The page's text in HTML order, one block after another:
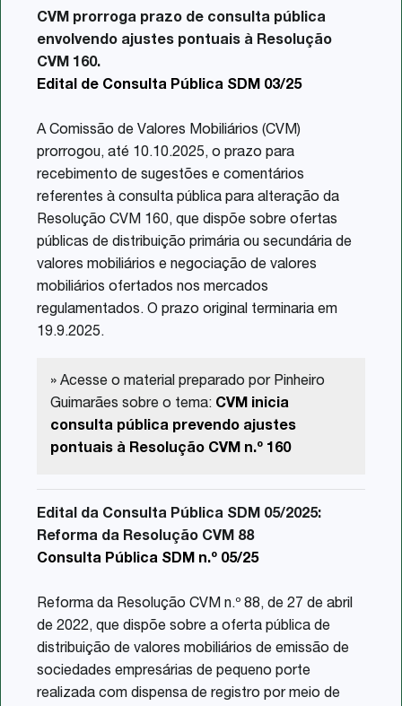
CVM prorroga prazo de consulta pública
envolvendo ajustes pontuais à Resolução
CVM 160.
Edital de Consulta Pública SDM 03/25
A Comissão de Valores Mobiliários (CVM)
prorrogou, até 10.10.2025, o prazo para
recebimento de sugestões e comentários
referentes à consulta pública para alteração da
Resolução CVM 160, que dispõe sobre ofertas
públicas de distribuição primária ou secundária de
valores mobiliários e negociação de valores
mobiliários ofertados nos mercados
regulamentados. O prazo original terminaria em
19.9.2025.
» Acesse o material preparado por Pinheiro
Guimarães sobre o tema: CVM inicia
consulta pública prevendo ajustes
pontuais à Resolução CVM n.º 160
Edital da Consulta Pública SDM 05/2025:
Reforma da Resolução CVM 88
Consulta Pública SDM n.º 05/25
Reforma da Resolução CVM n.º 88, de 27 de abril
de 2022, que dispõe sobre a oferta pública de
distribuição de valores mobiliários de emissão de
sociedades empresárias de pequeno porte
realizada com dispensa de registro por meio de